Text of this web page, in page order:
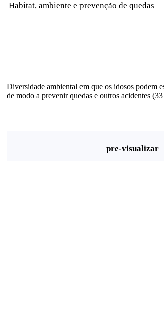
Habitat, ambiente e prevenção de quedas
Diversidade ambiental em que os idosos podem
de modo a prevenir quedas e outros acidentes
pre-visualizar